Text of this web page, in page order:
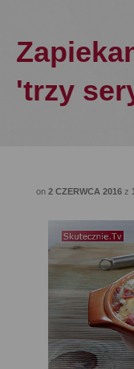
'trzy
on 2 CZERWCA 2016 z